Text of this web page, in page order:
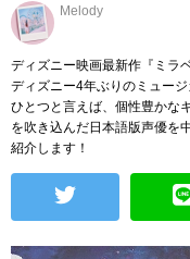
Melody
ディズニー映画最新作『ミラ
ディズニー4年ぶりのミュー
ひとつと言えば、個性豊かな
を吹き込んだ日本語版声優を
紹介します！